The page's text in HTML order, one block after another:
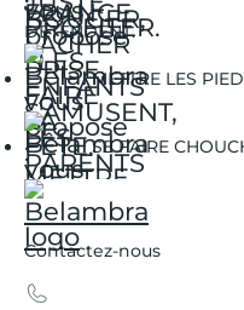
DÉTENDENT.
METTRE LES
SE FAIRE
Contactez-nous